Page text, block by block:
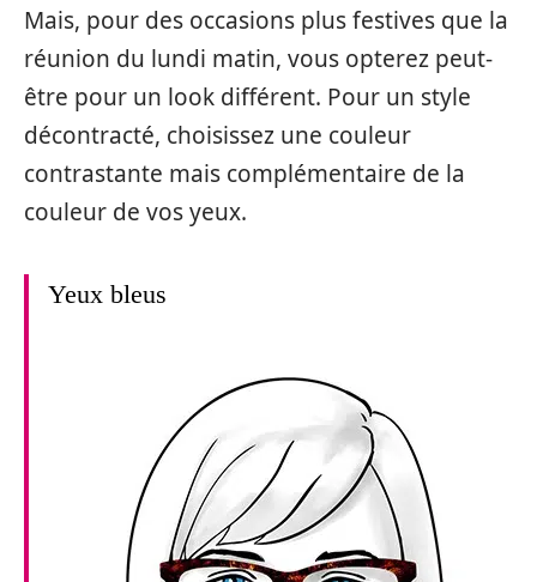
Mais, pour des occasions plus festives que la
réunion du lundi matin, vous opterez peut-
être pour un look différent. Pour un style
décontracté, choisissez une couleur
contrastante mais complémentaire de la
couleur de vos yeux.
Yeux bleus